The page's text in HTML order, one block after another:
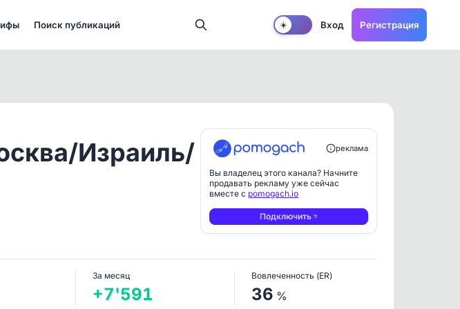
Поиск публикаций ☀️ Вход Регистрация
Израиль/
реклама
Вы владелец этого канала? Начните
продавать рекламу уже сейчас
вместе с pomogach.io
Подключить
За месяц
+7'591
Вовлеченность (ER)
36 %